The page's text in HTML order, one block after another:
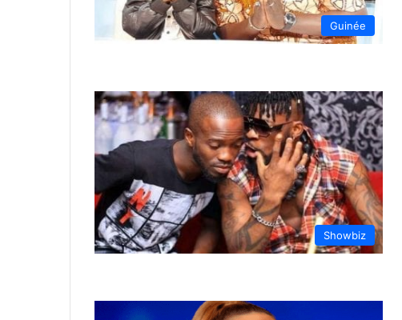
Guinée
Showbiz